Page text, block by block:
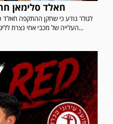
חאלד סלימאן
לגולר נודע כי שחקן ההתקפה
העלייה של מכבי אחי נצרת לליגה הלאומית, חתם בהפועל אום אל פאחם...